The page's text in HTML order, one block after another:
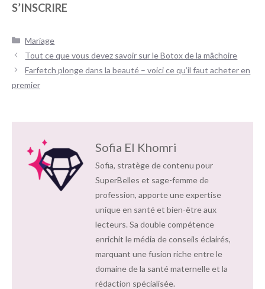
S’INSCRIRE
Catégories
Mariage
Navigation
des
Tout ce que vous devez savoir sur le Botox de la mâchoire
Farfetch plonge dans la beauté – voici ce qu’il faut acheter en
premier
Sofia El Khomri
Sofia, stratège de contenu pour
SuperBelles et sage-femme de
profession, apporte une expertise
unique en santé et bien-être aux
lecteurs. Sa double compétence
enrichit le média de conseils éclairés,
marquant une fusion riche entre le
domaine de la santé maternelle et la
rédaction spécialisée.